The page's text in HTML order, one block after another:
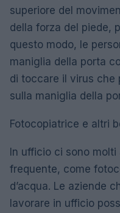
superiore del
della forza del piede,
questo modo, le
maniglia della porta
di toccare il virus che
sulla maniglia della
Fotocopiatrice e altri
In ufficio ci sono
frequente, come
d’acqua. Le aziende
lavorare in ufficio